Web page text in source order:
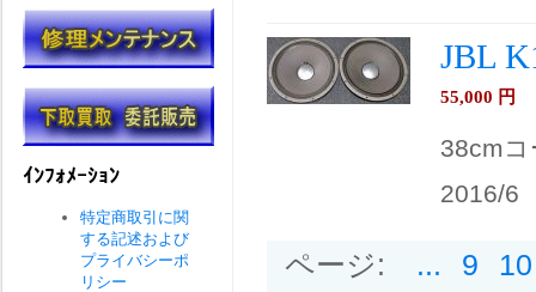
JBL
55,000 円
38cm
2016/6
ページ: ... 9 10
ｲﾝﾌｫﾒｰｼｮﾝ
特定商取引に関
する記述および
プライバシーポ
リシー